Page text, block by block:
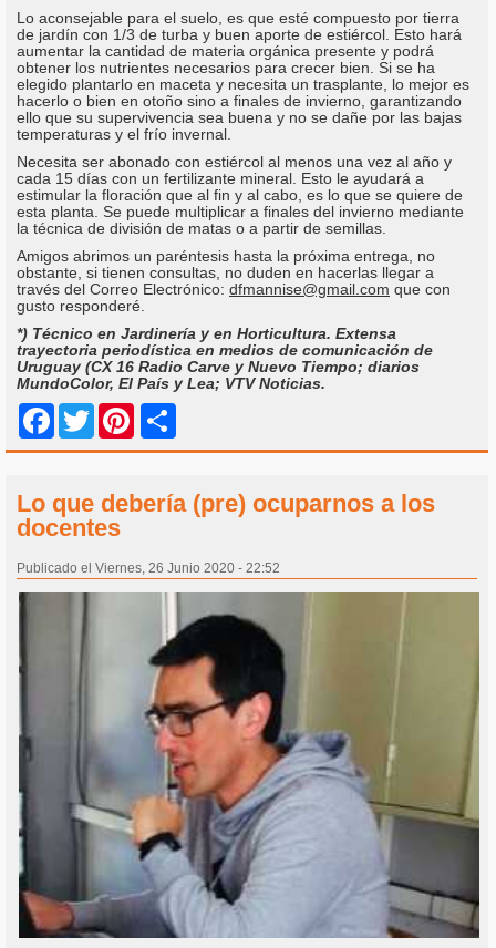
Lo aconsejable para el suelo, es que esté compuesto por tierra
de jardín con 1/3 de turba y buen aporte de estiércol. Esto hará
aumentar la cantidad de materia orgánica presente y podrá
obtener los nutrientes necesarios para crecer bien. Si se ha
elegido plantarlo en maceta y necesita un trasplante, lo mejor es
hacerlo o bien en otoño sino a finales de invierno, garantizando
ello que su supervivencia sea buena y no se dañe por las bajas
temperaturas y el frío invernal.
Necesita ser abonado con estiércol al menos una vez al año y
cada 15 días con un fertilizante mineral. Esto le ayudará a
estimular la floración que al fin y al cabo, es lo que se quiere de
esta planta. Se puede multiplicar a finales del invierno mediante
la técnica de división de matas o a partir de semillas.
Amigos abrimos un paréntesis hasta la próxima entrega, no
obstante, si tienen consultas, no duden en hacerlas llegar a
través del Correo Electrónico: dfmannise@gmail.com que con
gusto responderé.
*) Técnico en Jardinería y en Horticultura. Extensa
trayectoria periodística en medios de comunicación de
Uruguay (CX 16 Radio Carve y Nuevo Tiempo; diarios
MundoColor, El País y Lea; VTV Noticias.
Facebook
Twitter Pinterest
Lo que debería (pre) ocuparnos a los
docentes
Publicado el Viernes, 26 Junio 2020 - 22:52